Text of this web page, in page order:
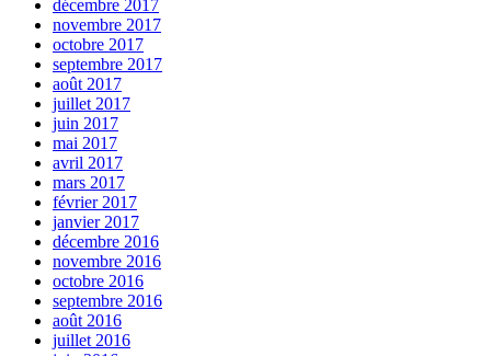
décembre 2017
novembre 2017
octobre 2017
septembre 2017
août 2017
juillet 2017
juin 2017
mai 2017
avril 2017
mars 2017
février 2017
janvier 2017
décembre 2016
novembre 2016
octobre 2016
septembre 2016
août 2016
juillet 2016